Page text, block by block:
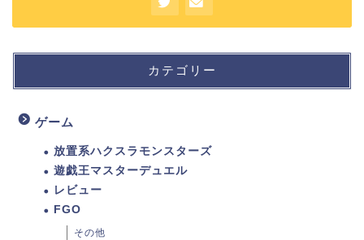
カテゴリー
ゲーム
放置系ハクスラモンスターズ
遊戯王マスターデュエル
レビュー
FGO
その他